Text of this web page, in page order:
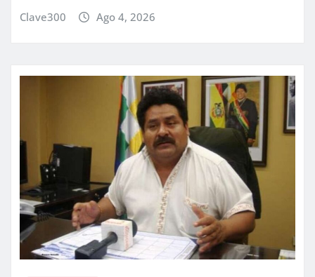
Clave300 Ago 4, 2026